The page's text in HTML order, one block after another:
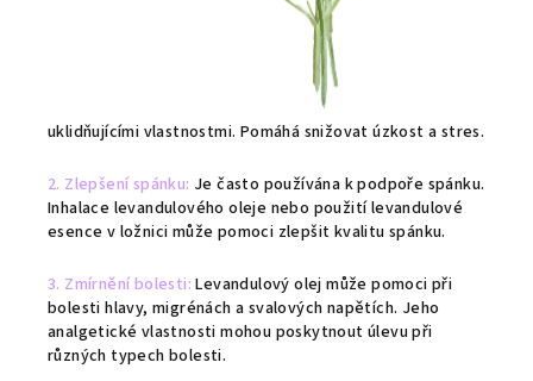
uklidňujícími vlastnostmi. Pomáhá snižovat úzkost a stres.
2. Zlepšení spánku: Je často používána k podpoře spánku.
Inhalace levandulového oleje nebo použití levandulové
esence v ložnici může pomoci zlepšit kvalitu spánku.
3. Zmírnění bolesti: Levandulový olej může pomoci při
bolesti hlavy, migrénách a svalových napětích. Jeho
analgetické vlastnosti mohou poskytnout úlevu při
různých typech bolesti.